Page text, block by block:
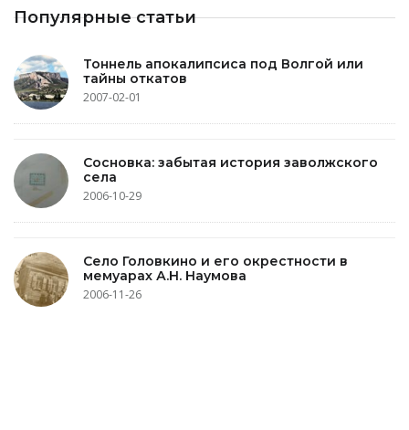
Популярные статьи
Тоннель апокалипсиса под Волгой или
тайны откатов
2007-02-01
Сосновка: забытая история заволжского
села
2006-10-29
Село Головкино и его окрестности в
мемуарах А.Н. Наумова
2006-11-26